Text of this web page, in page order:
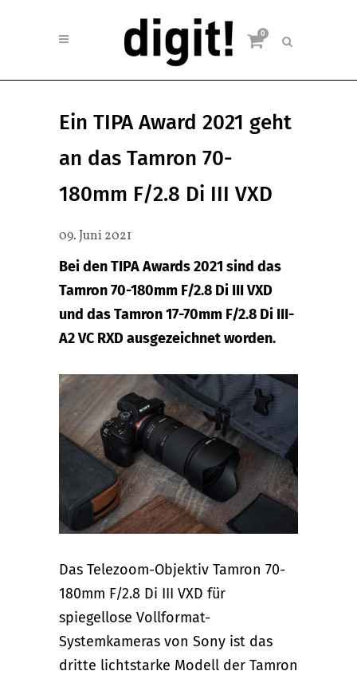
0
Ein TIPA Award 2021 geht
an das Tamron 70-
180mm F/2.8 Di III VXD
09. Juni 2021
Bei den TIPA Awards 2021 sind das
Tamron 70-180mm F/2.8 Di III VXD
und das Tamron 17-70mm F/2.8 Di III-
A2 VC RXD ausgezeichnet worden.
Das Telezoom-Objektiv Tamron 70-
180mm F/2.8 Di III VXD für
spiegellose Vollformat-
Systemkameras von Sony ist das
dritte lichtstarke Modell der Tamron